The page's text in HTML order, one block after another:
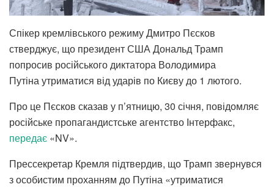
Спікер кремлівського режиму Дмитро Пєсков
стверджує, що президент США Дональд Трамп
попросив російського диктатора Володимира
Путіна утриматися від ударів по Києву до 1 лютого.
Про це Пєсков сказав у п’ятницю, 30 січня, повідомляє
російське пропагандистське агентство Інтерфакс,
передає «NV».
Прессекретар Кремля підтвердив, що Трамп звернувся
з особистим проханням до Путіна «утриматися